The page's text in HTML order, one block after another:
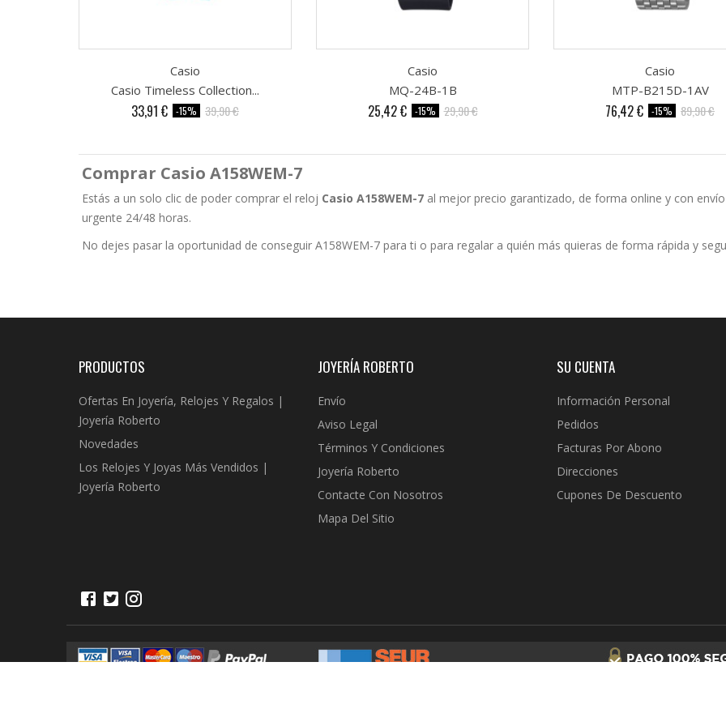
Casio
Casio Timeless Collection...
Precio
33,91 € Precio
-15% 39,90 €
Casio
MQ-24B-1B
Precio
25,42 € Precio
-15% 29,90 €
Casio
MTP-B215D-1AV
Precio
76,42 € Precio
-15% 89,90 €
Comprar Casio A158WEM-7
Estás a un solo clic de poder comprar el reloj Casio A158WEM-7 al mejor precio garantizado, de forma online y con envío
urgente 24/48 horas.
No dejes pasar la oportunidad de conseguir A158WEM-7 para ti o para regalar a quién más quieras de forma rápida y
PRODUCTOS
Ofertas En Joyería, Relojes Y Regalos |
Joyería Roberto
Novedades
Los Relojes Y Joyas Más Vendidos |
Joyería Roberto
JOYERÍA ROBERTO
Envío
Aviso Legal
Términos Y Condiciones
Joyería Roberto
Contacte Con Nosotros
Mapa Del Sitio
SU CUENTA
Información Personal
Pedidos
Facturas Por Abono
Direcciones
Cupones De Descuento